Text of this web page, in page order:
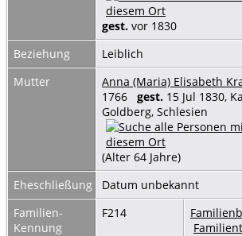
gest. vor 1830
Beziehung
Leiblich
Mutter
Anna (Maria) Elisabeth
1766 gest. 15 Jul 1830,
Goldberg, Schlesien
(Alter 64 Jahre)
Eheschließung
Datum unbekannt
Familien-
Kennung
F214